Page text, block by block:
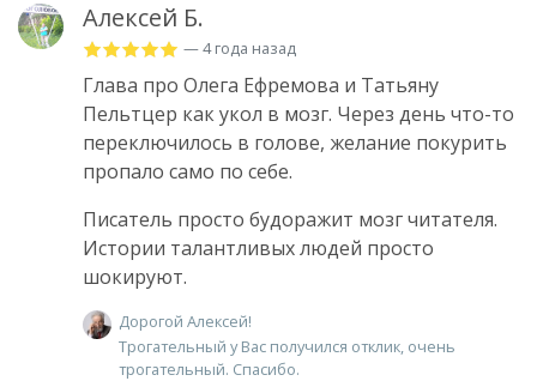
Алексей Б.
— 4 года назад
Глава про Олега Ефремова и Татьяну
Пельтцер как укол в мозг. Через день что-то
переключилось в голове, желание покурить
пропало само по себе.
Писатель просто будоражит мозг читателя.
Истории талантливых людей просто
шокируют.
Дорогой Алексей!
Трогательный у Вас получился отклик, очень
трогательный. Спасибо.